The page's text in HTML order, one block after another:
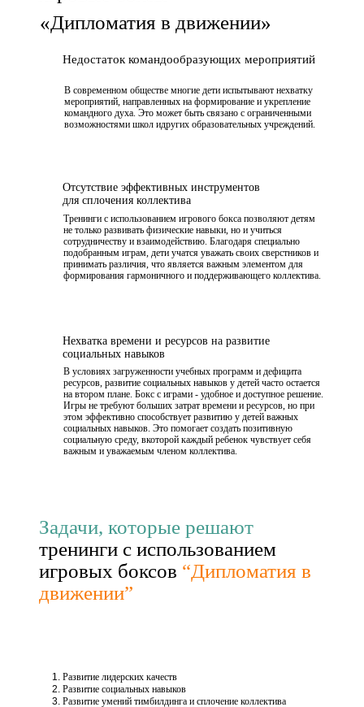
Недостаток командообразующих мероприятий
Отсутствие эффективных инструментов
для сплочения коллектива
Нехватка времени и ресурсов на развитие
социальных навыков
В современном обществе многие дети испытывают нехватку
мероприятий, направленных на формирование и укрепление
командного духа. Это может быть связано с ограниченными
возможностями школ идругих образовательных учреждений.
«Дипломатия в движении»
Тренинги с использованием игрового бокса позволяют детям
не только развивать физические навыки, но и учиться
сотрудничеству и взаимодействию. Благодаря специально
подобранным играм, дети учатся уважать своих сверстников и
принимать различия, что является важным элементом для
формирования гармоничного и поддерживающего коллектива.
В условиях загруженности учебных программ и дефицита
ресурсов, развитие социальных навыков у детей часто остается
на втором плане. Бокс с играми - удобное и доступное решение.
Игры не требуют больших затрат времени и ресурсов, но при
этом эффективно способствует развитию у детей важных
социальных навыков. Это помогает создать позитивную
социальную среду, вкоторой каждый ребенок чувствует себя
важным и уважаемым членом коллектива.
Задачи, которые решают
тренинги с использованием
игровых боксов “Дипломатия в
движении”
Развитие лидерских качеств
Развитие социальных навыков
Развитие умений тимбилдинга и сплочение коллектива